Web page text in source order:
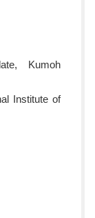
Kumoh
Institute of